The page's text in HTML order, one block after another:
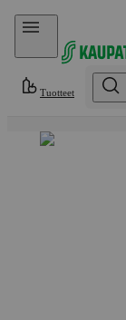
Hyppää sisältöön
Tuotteet